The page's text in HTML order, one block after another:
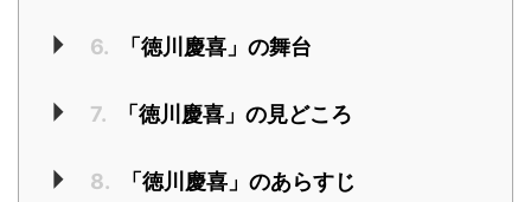
6. 「徳川慶喜」の舞台
7. 「徳川慶喜」の見どころ
8. 「徳川慶喜」のあらすじ